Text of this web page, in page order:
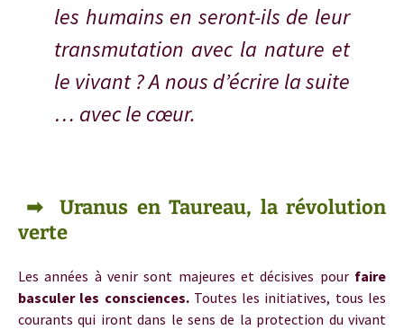
les humains en seront-ils de leur
transmutation avec la nature et
le vivant ? A nous d’écrire la suite
… avec le cœur.
➡ Uranus en Taureau, la révolution
verte
Les années à venir sont majeures et décisives pour faire
basculer les consciences.Toutes les initiatives, tous les
courants qui iront dans le sens de la protection du vivant